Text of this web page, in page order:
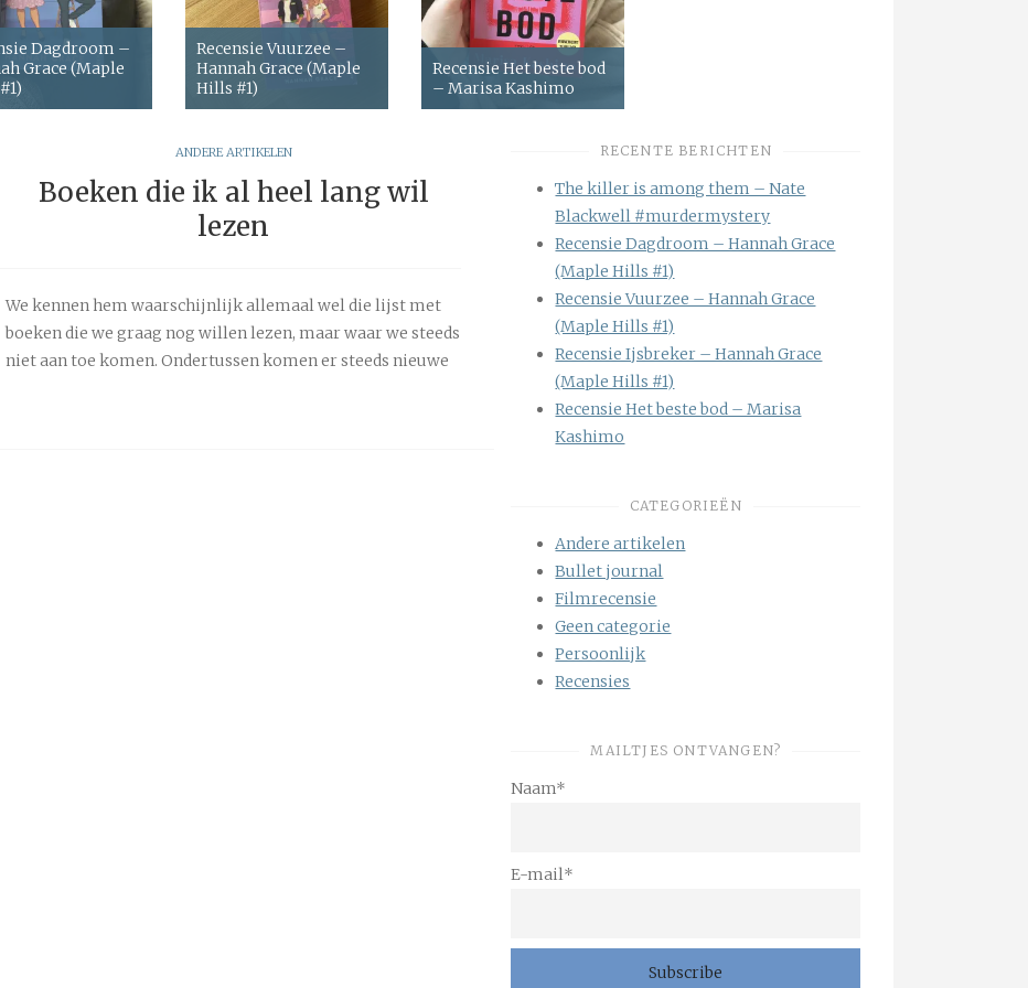
Dagdroom –
Grace (Maple
Recensie Vuurzee –
Hannah Grace (Maple
Hills #1)
Recensie Het beste bod
– Marisa Kashimo
ANDERE ARTIKELEN
Boeken die ik al heel lang wil
lezen
We kennen hem waarschijnlijk allemaal wel die lijst met
boeken die we graag nog willen lezen, maar waar we steeds
niet aan toe komen. Ondertussen komen er steeds nieuwe
RECENTE BERICHTEN
The killer is among them – Nate
Blackwell #murdermystery
Recensie Dagdroom – Hannah Grace
(Maple Hills #1)
Recensie Vuurzee – Hannah Grace
(Maple Hills #1)
Recensie Ijsbreker – Hannah Grace
(Maple Hills #1)
Recensie Het beste bod – Marisa
Kashimo
CATEGORIEËN
Andere artikelen
Bullet journal
Filmrecensie
Geen categorie
Persoonlijk
Recensies
MAILTJES ONTVANGEN?
Naam*
E-mail*